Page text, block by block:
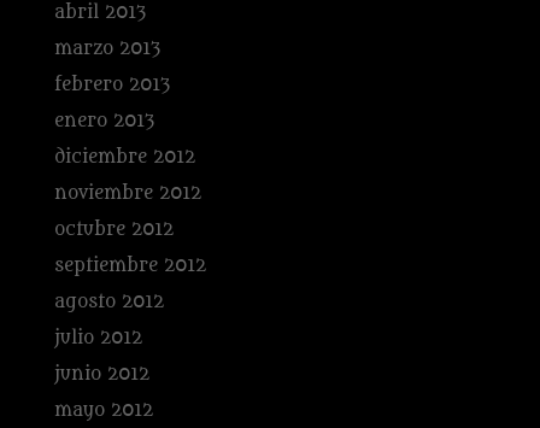
abril 2013
marzo 2013
febrero 2013
enero 2013
diciembre 2012
noviembre 2012
octubre 2012
septiembre 2012
agosto 2012
julio 2012
junio 2012
mayo 2012